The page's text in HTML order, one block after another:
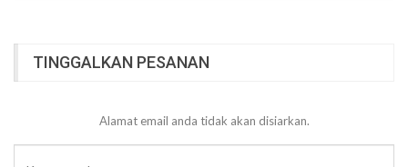
TINGGALKAN PESANAN
Alamat email anda tidak akan disiarkan.